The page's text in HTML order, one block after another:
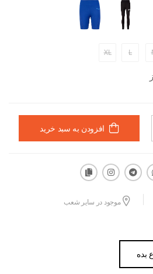
L
XL
افزودن به سبد خرید
موجود در سایر شعب
بده